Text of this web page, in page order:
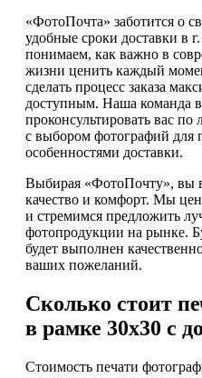
«ФотоПочта» заботится о
удобные сроки доставки в
понимаем, как важно в
жизни ценить каждый
сделать процесс заказа
доступным. Наша команда
проконсультировать вас
с выбором фотографий для
особенностями доставки.
Выбирая «ФотоПочту», вы
качество и комфорт. Мы
и стремимся предложить
фотопродукции на рынке.
будет выполнен
ваших пожеланий.
Сколько стоит
в рамке 30х30 с
Стоимость печати